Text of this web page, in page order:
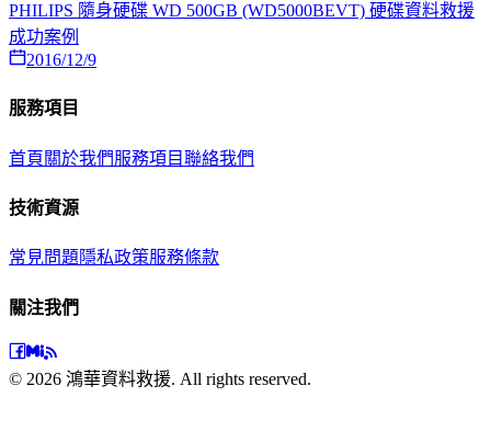
PHILIPS 隨身硬碟 WD 500GB (WD5000BEVT) 硬碟資料救援
成功案例
2016/12/9
服務項目
首頁 關於我們服務項目聯絡我們
技術資源
常見問題隱私政策服務條款
關注我們
© 2026 鴻華資料救援. All rights reserved.